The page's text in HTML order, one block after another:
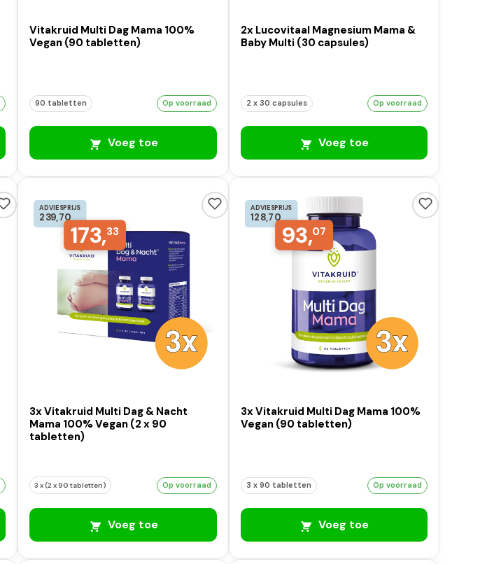
Vitakruid Multi Dag Mama 100%
Vegan (90 tabletten)
90 tabletten Op voorraad
Voeg toe
2x Lucovitaal Magnesium Mama &
Baby Multi (30 capsules)
2 x 30 capsules Op voorraad
Voeg toe
ADVIESPRIJS
239,70
173,33
3x Vitakruid Multi Dag & Nacht
Mama 100% Vegan (2 x 90
tabletten)
3 x (2 x 90 tabletten) Op voorraad
Voeg toe
ADVIESPRIJS
128,70
93,07
3x Vitakruid Multi Dag Mama 100%
Vegan (90 tabletten)
3 x 90 tabletten Op voorraad
Voeg toe